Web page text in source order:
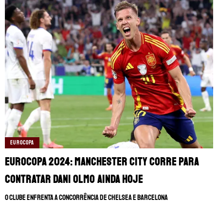
EUROCOPA
Eurocopa 2024: Manchester City corre para
contratar Dani Olmo ainda hoje
O clube enfrenta a concorrência de Chelsea e Barcelona